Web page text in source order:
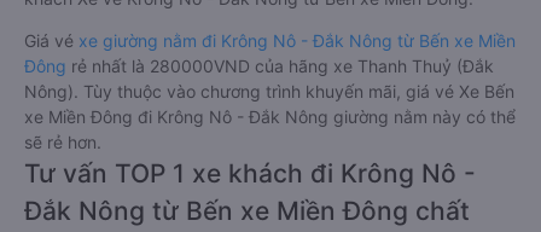
Giá vé xe giường nằm đi Krông Nô - Đắk Nông từ Bến xe Miền
Đông rẻ nhất là 280000VND của hãng xe Thanh Thuỷ (Đắk
Nông). Tùy thuộc vào chương trình khuyến mãi, giá vé Xe Bến
xe Miền Đông đi Krông Nô - Đắk Nông giường nằm này có thể
sẽ rẻ hơn.
Tư vấn TOP 1 xe khách đi Krông Nô -
Đắk Nông từ Bến xe Miền Đông chất